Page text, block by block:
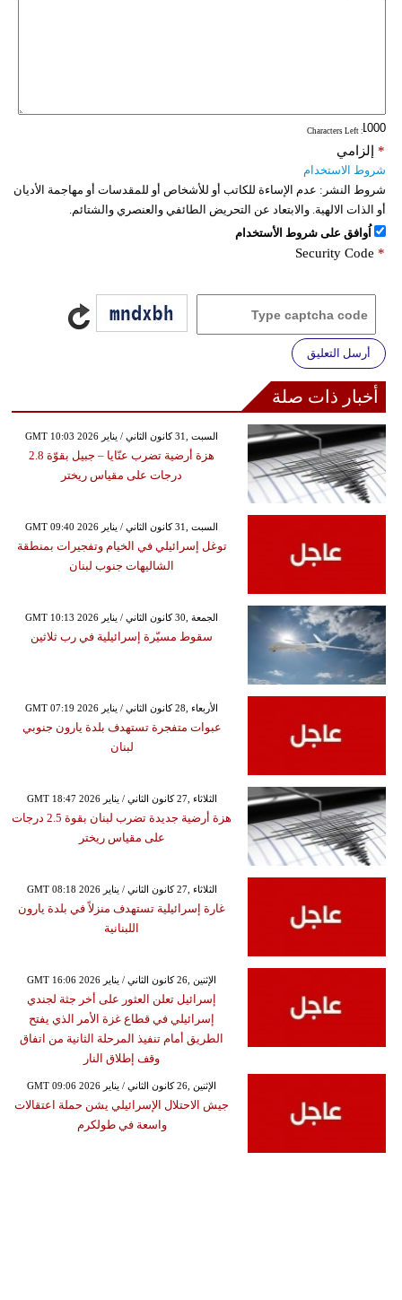
: Characters Left
إلزامي *
شروط الاستخدام
شروط النشر: عدم الإساءة للكاتب أو للأشخاص أو للمقدسات أو مهاجمة الأديان
أو الذات الالهية. والابتعاد عن التحريض الطائفي والعنصري والشتائم.
اُوافق على شروط الأستخدام
Security Code *
أرسل التعليق
أخبار ذات صلة
GMT 10:03 2026 السبت ,31 كانون الثاني / يناير
هزة أرضية تضرب عنّايا – جبيل بقوّة 2.8
درجات على مقياس ريختر
GMT 09:40 2026 السبت ,31 كانون الثاني / يناير
توغل إسرائيلي في الخيام وتفجيرات بمنطقة
الشاليهات جنوب لبنان
GMT 10:13 2026 الجمعة ,30 كانون الثاني / يناير
سقوط مسيّرة إسرائيلية في رب ثلاثين
GMT 07:19 2026 الأربعاء ,28 كانون الثاني / يناير
عبوات متفجرة تستهدف بلدة يارون جنوبي
لبنان
GMT 18:47 2026 الثلاثاء ,27 كانون الثاني / يناير
هزة أرضية جديدة تضرب لبنان بقوة 2.5 درجات
على مقياس ريختر
GMT 08:18 2026 الثلاثاء ,27 كانون الثاني / يناير
غارة إسرائيلية تستهدف منزلاً في بلدة يارون
اللبنانية
GMT 16:06 2026 الإثنين ,26 كانون الثاني / يناير
إسرائيل تعلن العثور على أخر جثة لجندي
إسرائيلي في قطاع غزة الأمر الذي يفتح
الطريق أمام تنفيذ المرحلة الثانية من اتفاق
وقف إطلاق النار
GMT 09:06 2026 الإثنين ,26 كانون الثاني / يناير
جيش الاحتلال الإسرائيلي يشن حملة اعتقالات
واسعة في طولكرم